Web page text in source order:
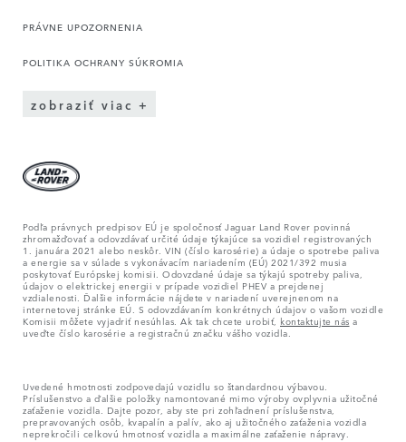
PRÁVNE UPOZORNENIA
POLITIKA OCHRANY SÚKROMIA
zobraziť viac
Podľa právnych predpisov EÚ je spoločnosť Jaguar Land Rover povinná
zhromažďovať a odovzdávať určité údaje týkajúce sa vozidiel registrovaných
1. januára 2021 alebo neskôr. VIN (číslo karosérie) a údaje o spotrebe paliva
a energie sa v súlade s vykonávacím nariadením (EÚ) 2021/392 musia
poskytovať Európskej komisii. Odovzdané údaje sa týkajú spotreby paliva,
údajov o elektrickej energii v prípade vozidiel PHEV a prejdenej
vzdialenosti. Ďalšie informácie nájdete v nariadení uverejnenom na
internetovej stránke EÚ. S odovzdávaním konkrétnych údajov o vašom vozidle
Komisii môžete vyjadriť nesúhlas. Ak tak chcete urobiť, kontaktujte nás a
uveďte číslo karosérie a registračnú značku vášho vozidla.
Uvedené hmotnosti zodpovedajú vozidlu so štandardnou výbavou.
Príslušenstvo a ďalšie položky namontované mimo výroby ovplyvnia užitočné
zaťaženie vozidla. Dajte pozor, aby ste pri zohľadnení príslušenstva,
prepravovaných osôb, kvapalín a palív, ako aj užitočného zaťaženia vozidla
neprekročili celkovú hmotnosť vozidla a maximálne zaťaženie nápravy.